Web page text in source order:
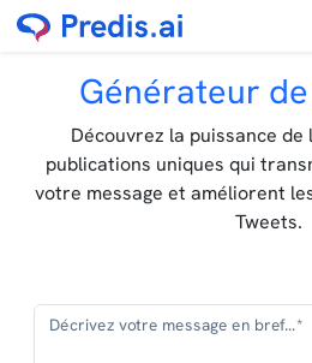
Générateur
Découvrez la puissance
publications uniques qui
votre message et améliorent
Tweets.
Décrivez votre message en bref...*